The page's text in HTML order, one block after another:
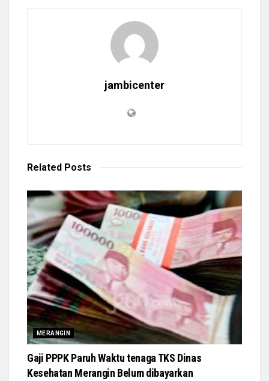
jambicenter
Related Posts
MERANGIN
Gaji PPPK Paruh Waktu tenaga TKS Dinas
Kesehatan Merangin Belum dibayarkan